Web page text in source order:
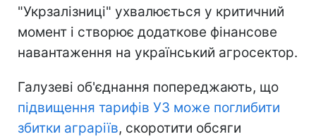
"Укрзалізниці" ухвалюється у критичний
момент і створює додаткове фінансове
навантаження на український агросектор.
Галузеві об'єднання попереджають, що
підвищення тарифів УЗ може поглибити
збитки аграріїв, скоротити обсяги